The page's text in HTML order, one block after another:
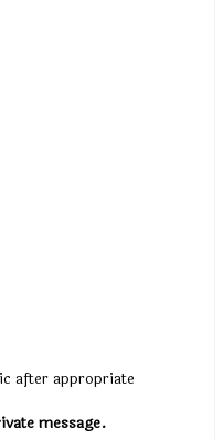
after appropriate
message.